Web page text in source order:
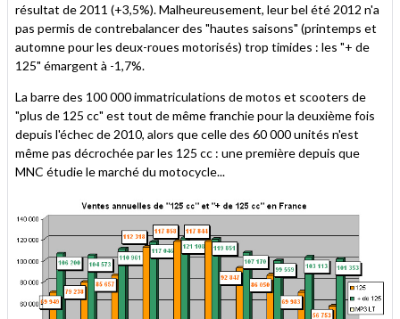
résultat de 2011 (+3,5%). Malheureusement, leur bel été 2012 n'a
pas permis de contrebalancer des "hautes saisons" (printemps et
automne pour les deux-roues motorisés) trop timides : les "+ de
125" émargent à -1,7%.
La barre des 100 000 immatriculations de motos et scooters de
"plus de 125 cc" est tout de même franchie pour la deuxième fois
depuis l'échec de 2010, alors que celle des 60 000 unités n'est
même pas décrochée par les 125 cc : une première depuis que
MNC étudie le marché du motocycle...